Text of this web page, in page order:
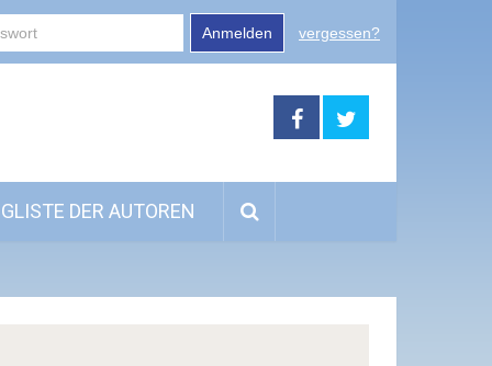
Anmelden vergessen?
DER AUTOREN